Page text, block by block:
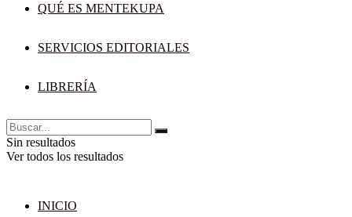
QUÉ ES MENTEKUPA
SERVICIOS EDITORIALES
LIBRERÍA
Sin resultados
Ver todos los resultados
INICIO